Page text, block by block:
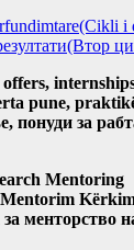
i
pune,
понуди за
Mentoring
менторство